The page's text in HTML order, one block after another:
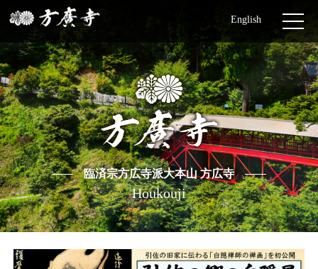
English
臨済宗方広寺派大本山 方広寺
Houkouji